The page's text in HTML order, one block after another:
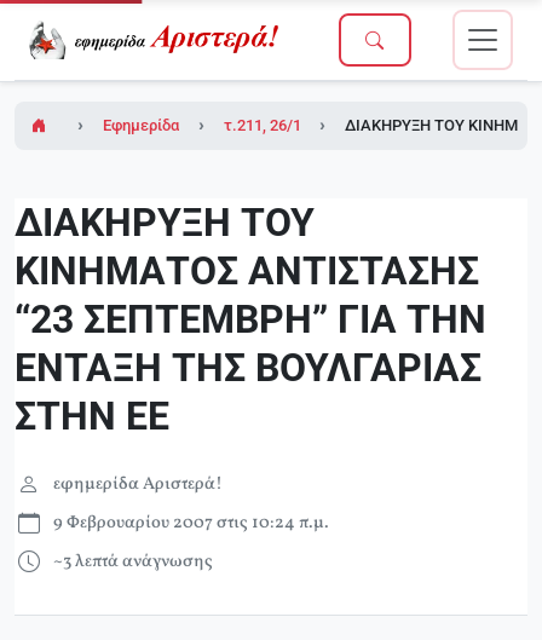
Εφημερίδα Αριστερά!τ.211, 26/1/2007 (σε ένθετο το τ.1 του
ΔΙΑΚΗΡΥΞΗ ΤΟΥ
ΔΙΑΚΗΡΥΞΗ ΤΟΥ
ΚΙΝΗΜΑΤΟΣ ΑΝΤΙΣΤΑΣΗΣ
“23 ΣΕΠΤΕΜΒΡΗ” ΓΙΑ ΤΗΝ
ΕΝΤΑΞΗ ΤΗΣ ΒΟΥΛΓΑΡΙΑΣ
ΣΤΗΝ ΕΕ
εφημερίδα Αριστερά!
9 Φεβρουαρίου 2007 στις 10:24 π.μ.
~3 λεπτά ανάγνωσης